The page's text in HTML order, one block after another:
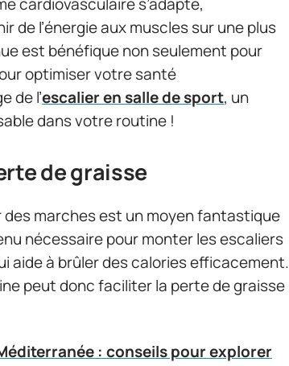
l’énergie aux muscles sur une plus
est bénéfique non seulement pour
optimiser votre santé
de l’escalier en salle de sport, un
dans votre routine !
de graisse
marches est un moyen fantastique
nécessaire pour monter les escaliers
aide à brûler des calories efficacement.
peut donc faciliter la perte de graisse
: conseils pour explorer